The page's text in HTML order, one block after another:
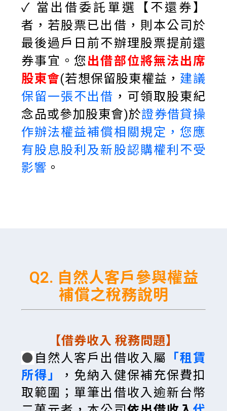
✓ 當出借委託單選【不還券】
者，若股票已出借，則本公司於
最後過戶日前不辦理股票提前還
券事宜。您出借部位將無法出席
股東會(若想保留股東權益， 建議
保留一張不出借 ，可領取股東紀
念品或參加股東會)於證券借貸操
作辦法權益補償相關規定，您應
有股息股利及新股認購權利不受
影響 。
Q2. 自然人客戶參與權益
補償之稅務說明
【借券收入 稅務問題】
⚫ 自然人客戶出借收入屬 「租賃
所得」
，免納入健保補充保費扣
取範圍；單筆出借收入逾新台幣